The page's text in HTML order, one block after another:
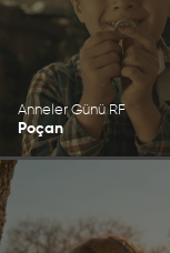
Anneler Günü RF
Poçan